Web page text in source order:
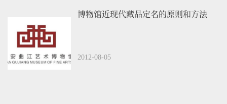
博物馆近现代藏品定名的原则和方法
2012-08-05